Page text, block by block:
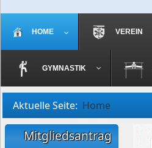
HOME VEREIN
GYMNASTIK
Aktuelle Seite: Home
Mitgliedsantrag